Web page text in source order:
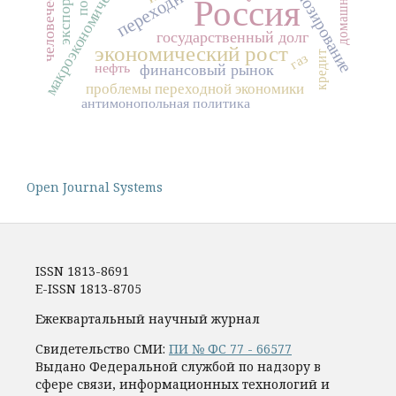
Россия
экономический рост
государственный долг
финансовый рынок
экспорт
проблемы переходной экономики
антимонопольная политика
газ
нефть кредит
Open Journal Systems
ISSN 1813-8691
E-ISSN 1813-8705
Ежеквартальный научный журнал
Свидетельство СМИ: ПИ № ФС 77 - 66577
Выдано Федеральной службой по надзору в
сфере связи, информационных технологий и